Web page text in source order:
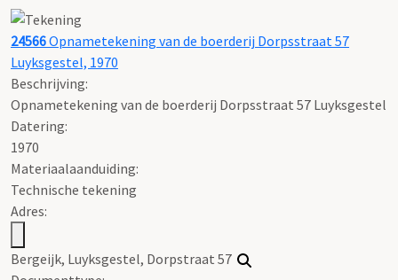
24566Opnametekening van de boerderij Dorpsstraat 57
Luyksgestel, 1970
Beschrijving:
Opnametekening van de boerderij Dorpsstraat 57 Luyksgestel
Datering:
1970
Materiaalaanduiding:
Technische tekening
Adres:
Bergeijk, Luyksgestel, Dorpstraat 57